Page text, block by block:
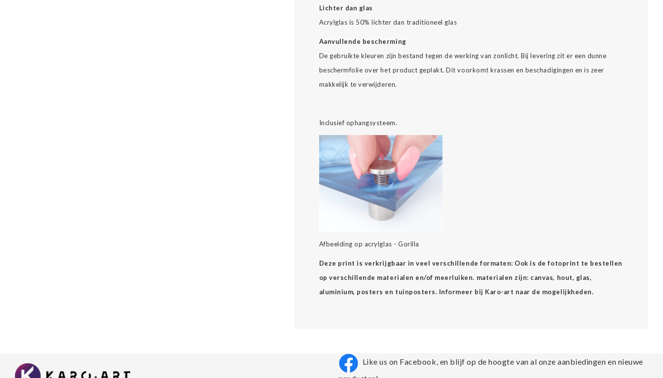
Lichter dan glas
Acrylglas is 50% lichter dan traditioneel glas
Aanvullende bescherming
De gebruikte kleuren zijn bestand tegen de werking van zonlicht. Bij levering zit er een dunne
beschermfolie over het product geplakt. Dit voorkomt krassen en beschadigingen en is zeer
makkelijk te verwijderen.
Inclusief ophangsysteem.
Afbeelding op acrylglas - Gorilla
Deze print is verkrijgbaar in veel verschillende formaten: Ook is de fotoprint te bestellen
op verschillende materialen en/of meerluiken. materialen zijn: canvas, hout, glas,
aluminium, posters en tuinposters. Informeer bij Karo-art naar de mogelijkheden.
Like us on Facebook, en blijf op de hoogte van al onze aanbiedingen en nieuwe